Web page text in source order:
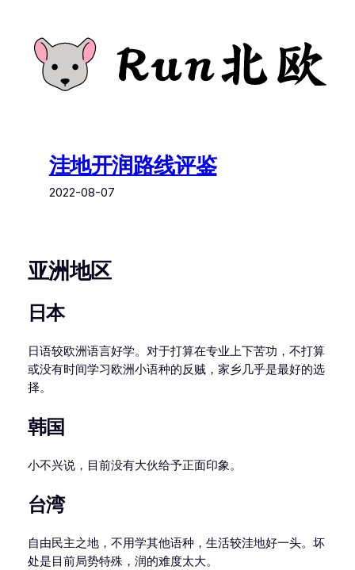
洼地开润路线评鉴
2022-08-07
亚洲地区
日本
日语较欧洲语言好学。对于打算在专业上下苦功，不打算
或没有时间学习欧洲小语种的反贼，家乡几乎是最好的选
择。
韩国
小不兴说，目前没有大伙给予正面印象。
台湾
自由民主之地，不用学其他语种，生活较洼地好一头。坏
处是目前局势特殊，润的难度太大。